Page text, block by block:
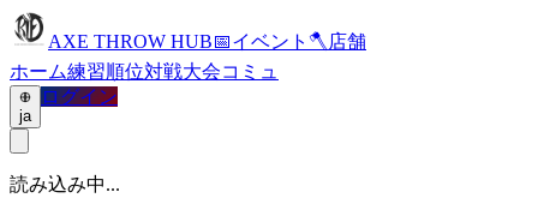
AXE THROW HUB📅イベント 🪓 店舗
ホーム練習順位対戦大会コミュ
ja
ログイン
読み込み中...